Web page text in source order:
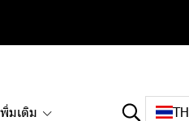
พิ่มเติม TH